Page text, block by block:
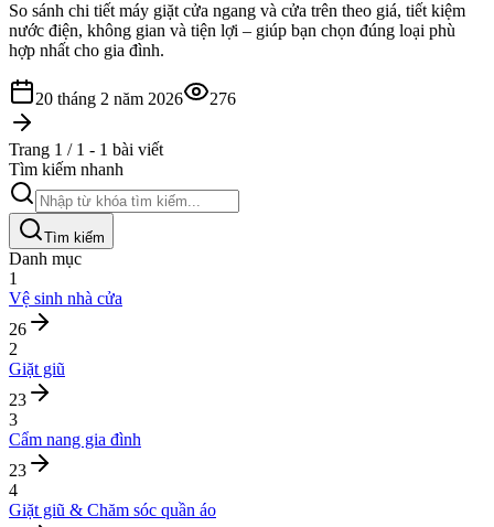
So sánh chi tiết máy giặt cửa ngang và cửa trên theo giá, tiết kiệm
nước điện, không gian và tiện lợi – giúp bạn chọn đúng loại phù
hợp nhất cho gia đình.
20 tháng 2 năm 2026 276
Trang 1 / 1 - 1 bài viết
Tìm kiếm nhanh
Tìm kiếm
Danh mục
1
Vệ sinh nhà cửa
26
2
Giặt giũ
23
3
Cẩm nang gia đình
23
4
Giặt giũ & Chăm sóc quần áo